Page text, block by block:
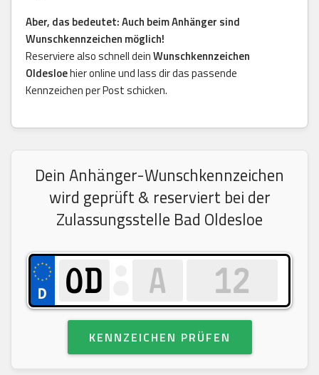
Aber, das bedeutet: Auch beim Anhänger sind
Wunschkennzeichen möglich!
Reserviere also schnell deinWunschkennzeichen
Oldesloehier online und lass dir das passende
Kennzeichen per Post schicken.
Dein Anhänger-Wunschkennzeichen
wird geprüft & reserviert bei der
Zulassungsstelle Bad Oldesloe
KENNZEICHEN PRÜFEN